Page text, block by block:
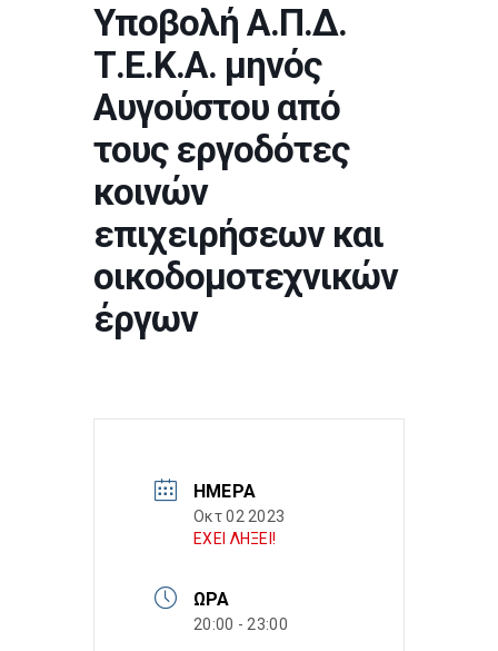
Υποβολή Α.Π.Δ.
Τ.Ε.Κ.Α. μηνός
Αυγούστου από
τους εργοδότες
κοινών
επιχειρήσεων και
οικοδομοτεχνικών
έργων
ΗΜΈΡΑ
Οκτ 02 2023
ΕΧΕΙ ΛΗΞΕΙ!
ΏΡΑ
20:00 - 23:00